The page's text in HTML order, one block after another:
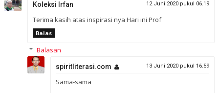
Koleksi Irfan 12 Juni 2020 pukul 06.19
Terima kasih atas inspirasi nya Hari ini Prof
Balas
Balasan
spiritliterasi.com 13 Juni 2020 pukul 16.59
Sama-sama